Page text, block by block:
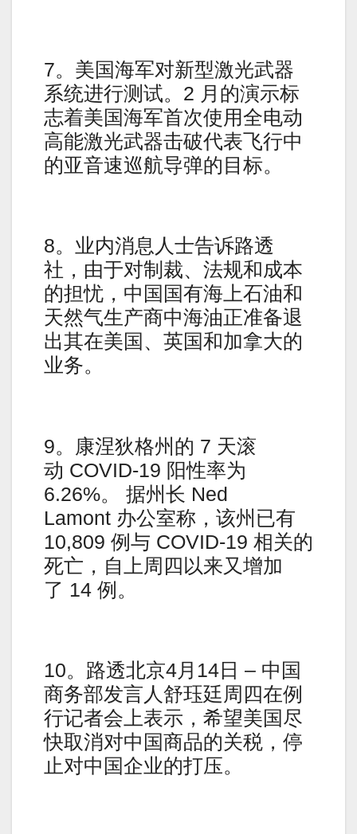
7。美国海军对新型激光武器
系统进行测试。2 月的演示标
志着美国海军首次使用全电动
高能激光武器击破代表飞行中
的亚音速巡航导弹的目标。
8。业内消息人士告诉路透
社，由于对制裁、法规和成本
的担忧，中国国有海上石油和
天然气生产商中海油正准备退
出其在美国、英国和加拿大的
业务。
9。康涅狄格州的 7 天滚
动 COVID-19 阳性率为
6.26%。 据州长 Ned
Lamont 办公室称，该州已有
10,809 例与 COVID-19 相关的
死亡，自上周四以来又增加
了 14 例。
10。路透北京4月14日 – 中国
商务部发言人舒珏廷周四在例
行记者会上表示，希望美国尽
快取消对中国商品的关税，停
止对中国企业的打压。